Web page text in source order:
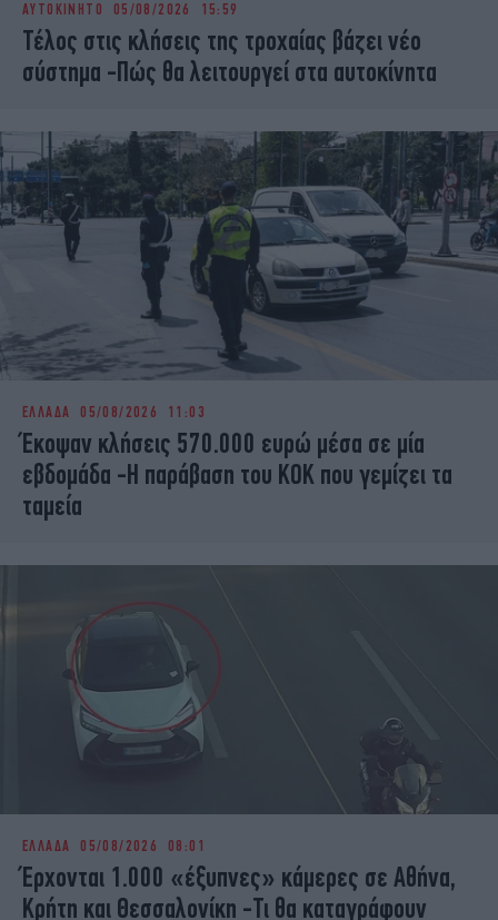
iBOOKS
OSCARS
THE OCEAN
MEDIA
ELAMEFORA
NEWSLETTER
ΑΥΤΟΚΙΝΗΤΟ 05/08/2026 15:59
Τέλος στις κλήσεις της τροχαίας βάζει νέο
σύστημα -Πώς θα λειτουργεί στα αυτοκίνητα
ΕΛΛΑΔΑ 05/08/2026 11:03
Έκοψαν κλήσεις 570.000 ευρώ μέσα σε μία
εβδομάδα -Η παράβαση του ΚΟΚ που γεμίζει τα
ταμεία
ΕΛΛΑΔΑ 05/08/2026 08:01
Έρχονται 1.000 «έξυπνες» κάμερες σε Αθήνα,
Κρήτη και Θεσσαλονίκη -Τι θα καταγράφουν